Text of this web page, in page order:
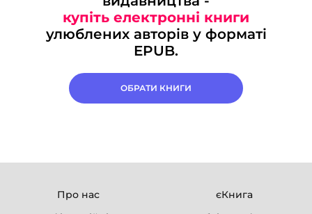
купіть електронні книги
улюблених авторів у форматі
EPUB.
ОБРАТИ КНИГИ
Про нас
єКнига